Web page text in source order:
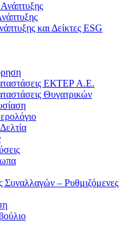
και Δείκτες ESG
ΕΚΤΕΡ Α.Ε.
Θυγατρικών
Συναλλαγών – Ρυθμιζόμενες